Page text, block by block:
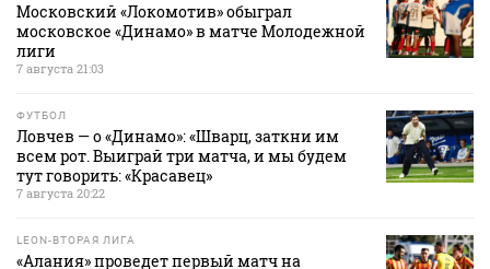
Московский «Локомотив» обыграл
московское «Динамо» в матче Молодежной
лиги
7 августа 21:03
ФУТБОЛ
Ловчев — о «Динамо»: «Шварц, заткни им
всем рот. Выиграй три матча, и мы будем
тут говорить: «Красавец»
7 августа 20:22
LEON-ВТОРАЯ ЛИГА
«Алания» проведет первый матч на